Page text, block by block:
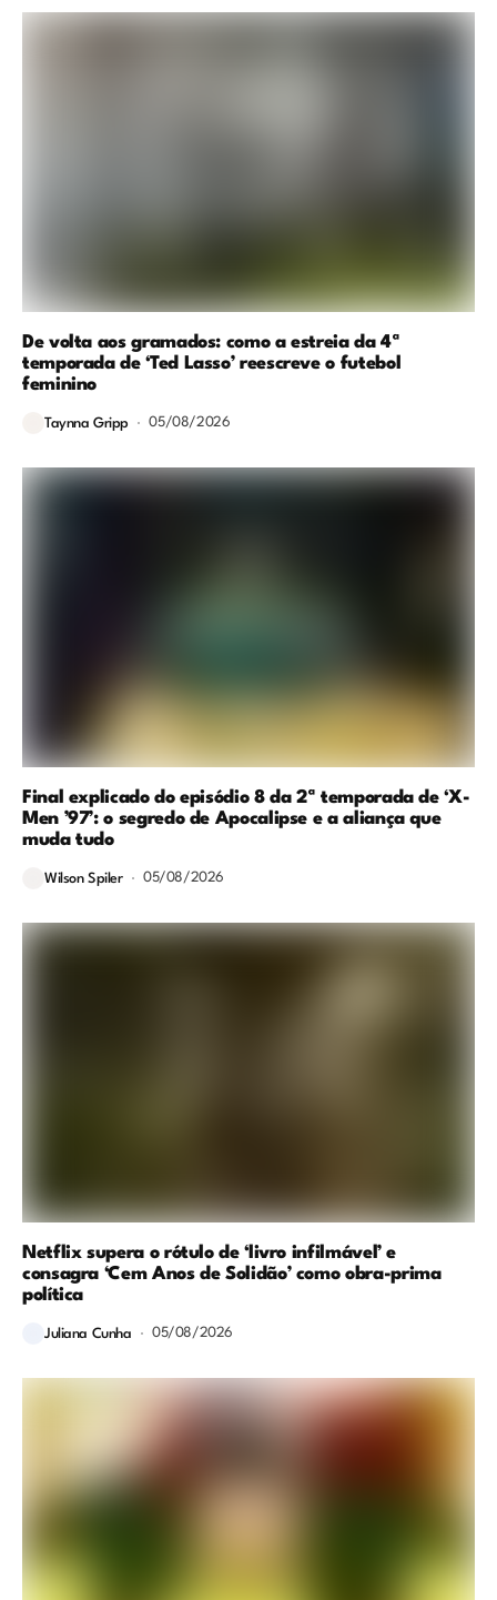
De volta aos gramados: como a estreia da 4ª
temporada de ‘Ted Lasso’ reescreve o futebol
feminino
Taynna Gripp 05/08/2026
Final explicado do episódio 8 da 2ª temporada de ‘X-
Men ’97’: o segredo de Apocalipse e a aliança que
muda tudo
Wilson Spiler 05/08/2026
Netflix supera o rótulo de ‘livro infilmável’ e
consagra ‘Cem Anos de Solidão’ como obra-prima
política
Juliana Cunha 05/08/2026